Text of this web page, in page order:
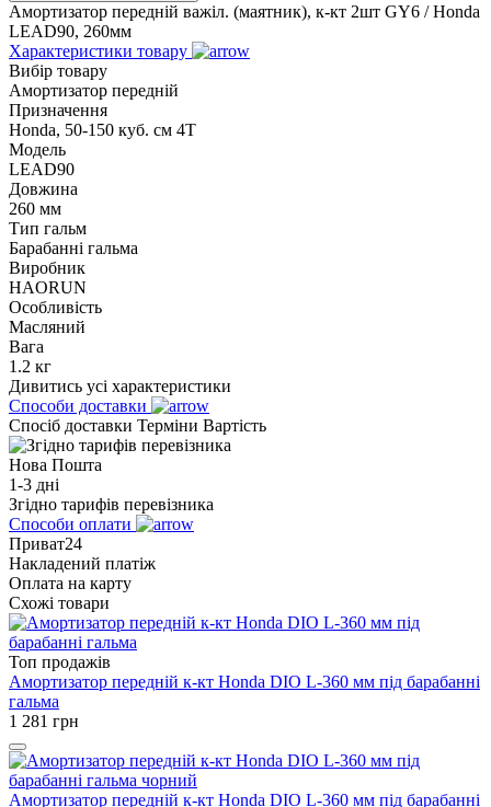
Амортизатор передній важіл. (маятник), к-кт 2шт GY6 / Honda
LEAD90, 260мм
Характеристики товару
Вибір товару
Амортизатор передній
Призначення
Honda, 50-150 куб. см 4Т
Модель
LEAD90
Довжина
260 мм
Тип гальм
Барабанні гальма
Виробник
HAORUN
Особливість
Масляний
Вага
1.2 кг
Дивитись усі характеристики
Способи доставки
Спосіб доставки Терміни Вартість
Нова Пошта
1-3 дні
Згідно тарифів перевізника
Способи оплати
Приват24
Накладений платіж
Оплата на карту
Схожі товари
Топ продажів
Амортизатор передній к-кт Honda DIO L-360 мм під барабанні
гальма
1 281 грн
Амортизатор передній к-кт Honda DIO L-360 мм під барабанні